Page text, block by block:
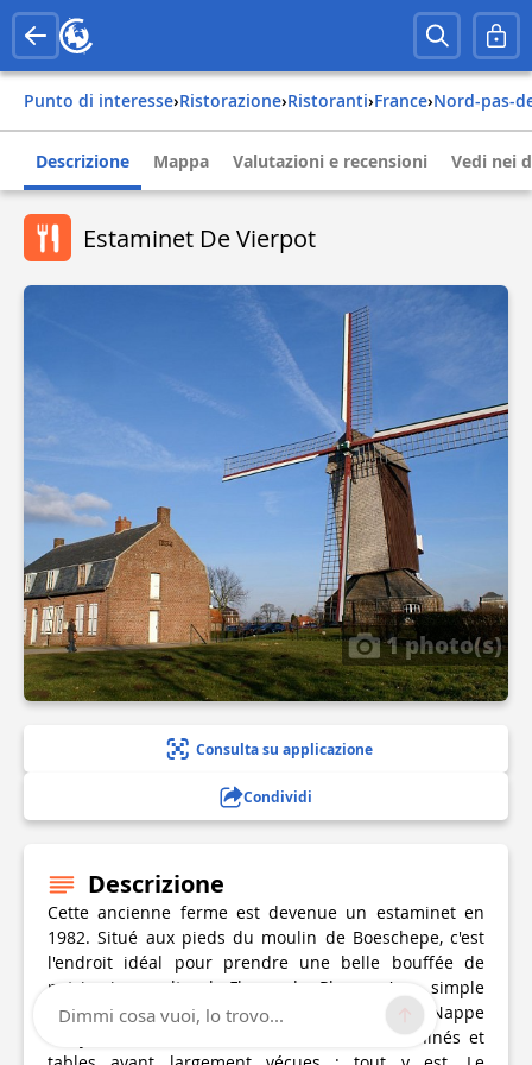
Punto di interesse› Ristorazione› Ristoranti› france› nord-pas-
Descrizione Mappa Valutazioni e recensioni Vedi nei
Estaminet De Vierpot
1 photo(s)
Consulta su applicazione
Condividi
Descrizione
Cette ancienne ferme est devenue un estaminet en
1982. Situé aux pieds du moulin de Boeschepe, c'est
l'endroit idéal pour prendre une belle bouffée de
patrimoine culturel Flamand. Plus qu'un simple
restaurant, c'est une véritable carte postale. Nappe
vichy, vieilles cafetières émaillées, bibelots chinés et
Dimmi cosa vuoi, lo trovo...